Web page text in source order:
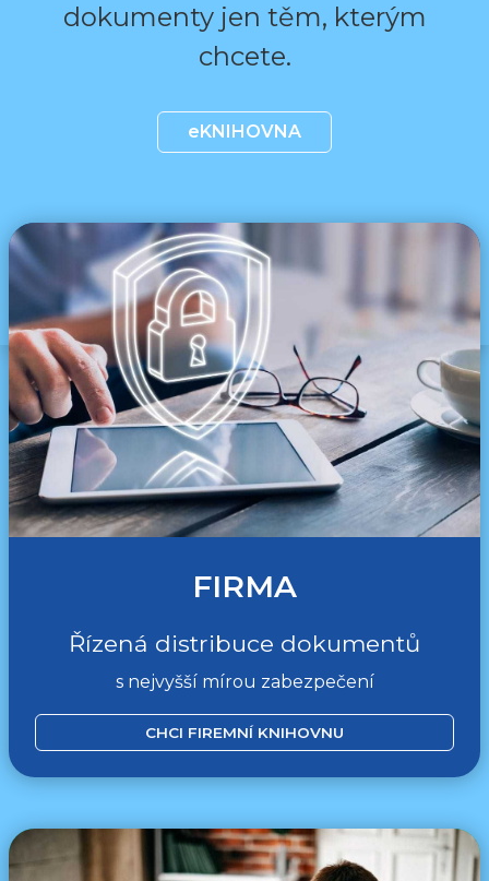
dokumenty jen těm, kterým
chcete.
eKNIHOVNA
FIRMA
Řízená distribuce dokumentů
s nejvyšší mírou zabezpečení
CHCI FIREMNÍ KNIHOVNU